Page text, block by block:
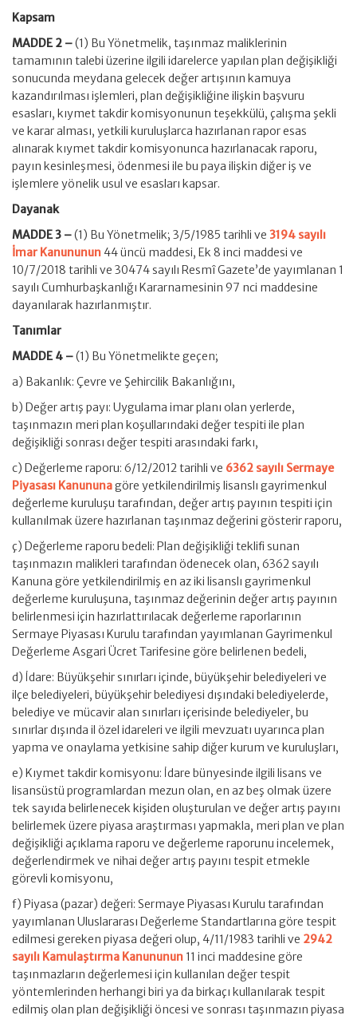
Kapsam
MADDE 2 –(1) Bu Yönetmelik, taşınmaz maliklerinin
tamamının talebi üzerine ilgili idarelerce yapılan plan değişikliği
sonucunda meydana gelecek değer artışının kamuya
kazandırılması işlemleri, plan değişikliğine ilişkin başvuru
esasları, kıymet takdir komisyonunun teşekkülü, çalışma şekli
ve karar alması, yetkili kuruluşlarca hazırlanan rapor esas
alınarak kıymet takdir komisyonunca hazırlanacak raporu,
payın kesinleşmesi, ödenmesi ile bu paya ilişkin diğer iş ve
işlemlere yönelik usul ve esasları kapsar.
Dayanak
MADDE 3 –(1) Bu Yönetmelik; 3/5/1985 tarihli ve 3194 sayılı
İmar Kanununun 44 üncü maddesi, Ek 8 inci maddesi ve
10/7/2018 tarihli ve 30474 sayılı Resmî Gazete’de yayımlanan 1
sayılı Cumhurbaşkanlığı Kararnamesinin 97 nci maddesine
dayanılarak hazırlanmıştır.
Tanımlar
MADDE 4 –(1) Bu Yönetmelikte geçen;
a) Bakanlık: Çevre ve Şehircilik Bakanlığını,
b) Değer artış payı: Uygulama imar planı olan yerlerde,
taşınmazın meri plan koşullarındaki değer tespiti ile plan
değişikliği sonrası değer tespiti arasındaki farkı,
c) Değerleme raporu: 6/12/2012 tarihli ve 6362 sayılı Sermaye
Piyasası Kanununagöre yetkilendirilmiş lisanslı gayrimenkul
değerleme kuruluşu tarafından, değer artış payının tespiti için
kullanılmak üzere hazırlanan taşınmaz değerini gösterir raporu,
ç) Değerleme raporu bedeli: Plan değişikliği teklifi sunan
taşınmazın malikleri tarafından ödenecek olan, 6362 sayılı
Kanuna göre yetkilendirilmiş en az iki lisanslı gayrimenkul
değerleme kuruluşuna, taşınmaz değerinin değer artış payının
belirlenmesi için hazırlattırılacak değerleme raporlarının
Sermaye Piyasası Kurulu tarafından yayımlanan Gayrimenkul
Değerleme Asgari Ücret Tarifesine göre belirlenen bedeli,
d) İdare: Büyükşehir sınırları içinde, büyükşehir belediyeleri ve
ilçe belediyeleri, büyükşehir belediyesi dışındaki belediyelerde,
belediye ve mücavir alan sınırları içerisinde belediyeler, bu
sınırlar dışında il özel idareleri ve ilgili mevzuatı uyarınca plan
yapma ve onaylama yetkisine sahip diğer kurum ve kuruluşları,
e) Kıymet takdir komisyonu: İdare bünyesinde ilgili lisans ve
lisansüstü programlardan mezun olan, en az beş olmak üzere
tek sayıda belirlenecek kişiden oluşturulan ve değer artış payını
belirlemek üzere piyasa araştırması yapmakla, meri plan ve plan
değişikliği açıklama raporu ve değerleme raporunu incelemek,
değerlendirmek ve nihai değer artış payını tespit etmekle
görevli komisyonu,
f) Piyasa (pazar) değeri: Sermaye Piyasası Kurulu tarafından
yayımlanan Uluslararası Değerleme Standartlarına göre tespit
edilmesi gereken piyasa değeri olup, 4/11/1983 tarihli ve 2942
sayılı Kamulaştırma Kanununun 11 inci maddesine göre
taşınmazların değerlemesi için kullanılan değer tespit
yöntemlerinden herhangi biri ya da birkaçı kullanılarak tespit
edilmiş olan plan değişikliği öncesi ve sonrası taşınmazın piyasa